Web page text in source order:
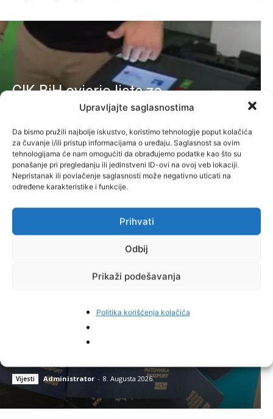
Upravljajte saglasnostima
Da bismo pružili najbolje iskustvo, koristimo tehnologije poput kolačića
za čuvanje i/ili pristup informacijama o uređaju. Saglasnost sa ovim
tehnologijama će nam omogućiti da obrađujemo podatke kao što su
ponašanje pri pregledanju ili jedinstveni ID-ovi na ovoj veb lokaciji.
Nepristanak ili povlačenje saglasnosti može negativno uticati na
određene karakteristike i funkcije.
Prihvati
Odbij
Prikaži podešavanja
Politika korišćenja kolačića
CIK BiH ovjerio liste za
kompenzacijske mandate:
Odobrena 773 kandidata,
uvedene i nove sigurnosne mjere
Vijesti Administrator - 8. Augusta 2026.
BiH dobilo 43 osobe od “naročite
koristi”, promjene u procesu
Vijesti Administrator - 8. Augusta 2026.